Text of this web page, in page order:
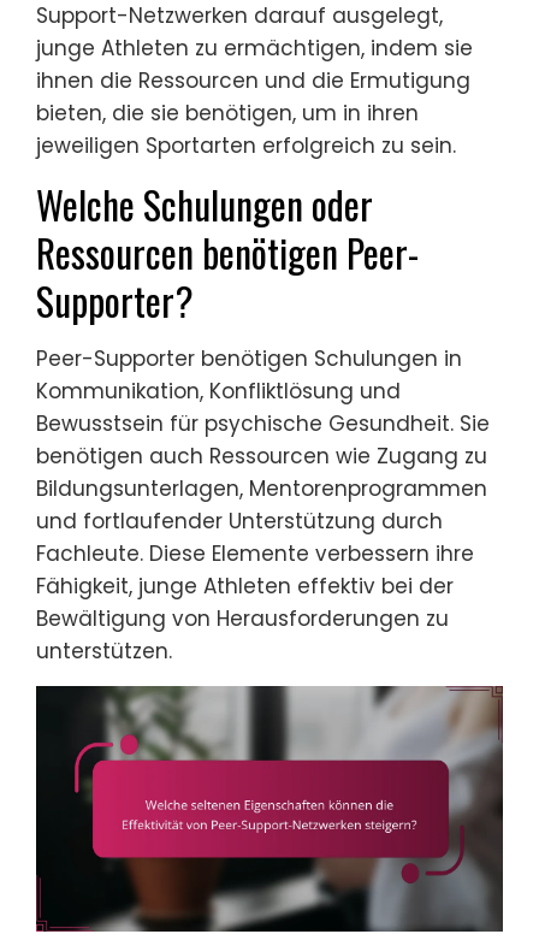
Support-Netzwerken darauf ausgelegt,
junge Athleten zu ermächtigen, indem sie
ihnen die Ressourcen und die Ermutigung
bieten, die sie benötigen, um in ihren
jeweiligen Sportarten erfolgreich zu sein.
Welche Schulungen oder
Ressourcen benötigen Peer-
Supporter?
Peer-Supporter benötigen Schulungen in
Kommunikation, Konfliktlösung und
Bewusstsein für psychische Gesundheit. Sie
benötigen auch Ressourcen wie Zugang zu
Bildungsunterlagen, Mentorenprogrammen
und fortlaufender Unterstützung durch
Fachleute. Diese Elemente verbessern ihre
Fähigkeit, junge Athleten effektiv bei der
Bewältigung von Herausforderungen zu
unterstützen.